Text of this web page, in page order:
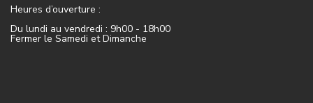
Heures d’ouverture :
Du lundi au vendredi : 9h00 - 18h00
Fermer le Samedi et Dimanche